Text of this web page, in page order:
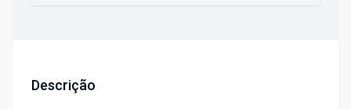
Descrição